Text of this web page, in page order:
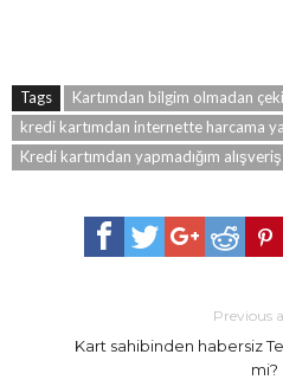
Tags
Kartımdan bilgim olmadan
kredi kartımdan internette harcama
Kredi kartımdan yapmadığım alışveriş
Previous
Kart sahibinden habersiz
mi?